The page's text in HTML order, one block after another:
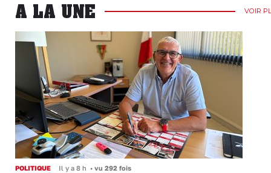
A LA UNE VOIR
POLITIQUE Il y a 8 h • vu 292 fois